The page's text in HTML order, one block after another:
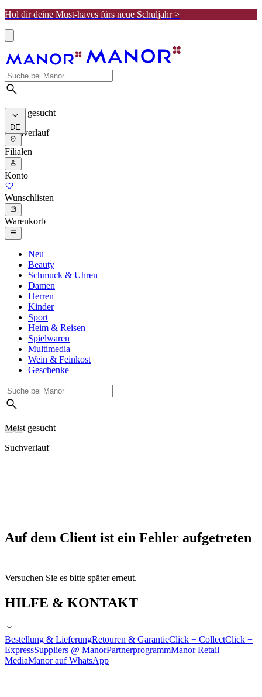
Hol dir deine Must-haves fürs neue Schuljahr >
Meist gesucht
Suchverlauf
DE
Filialen
Konto
Wunschlisten
Warenkorb
Neu
Beauty
Schmuck & Uhren
Damen
Herren
Kinder
Sport
Heim & Reisen
Spielwaren
Multimedia
Wein & Feinkost
Geschenke
Meist gesucht
Suchverlauf
Auf dem Client ist ein Fehler aufgetreten
Versuchen Sie es bitte später erneut.
HILFE & KONTAKT
Bestellung & LieferungRetouren & GarantieClick + CollectClick +
ExpressSuppliers @ ManorPartnerprogrammManor Retail
MediaManor auf WhatsApp